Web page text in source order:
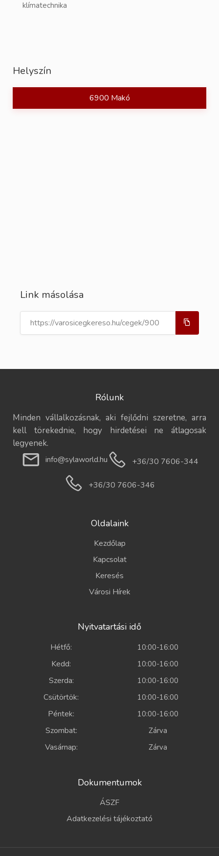
klímatechnika
Helyszín
6900 Makó
Link másolása
Rólunk
Minden vállalkozásnak, aki fejlődni szeretne, arra
kell törekednie, hogy hirdetései ne átlagosak
legyenek.
info@sylaworld.hu +36/30 7606-344
+36/30 7606-346
Oldalaink
Kezdőlap
Kapcsolat
Keresés
Városi Hírek
Nyitvatartási idő
Hétfő: 10:00-16:00
Kedd: 10:00-16:00
Szerda: 10:00-16:00
Csütörtök: 10:00-16:00
Péntek: 10:00-16:00
Szombat: Zárva
Vasárnap: Zárva
Dokumentumok
ÁSZF
Adatkezelési tájékoztató